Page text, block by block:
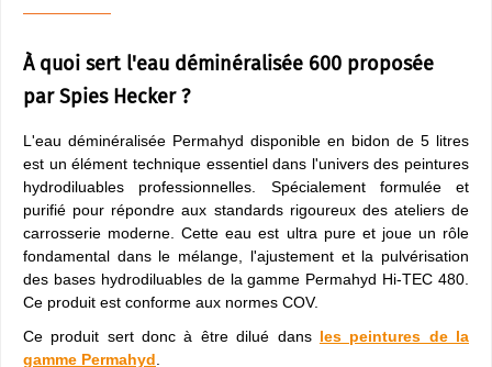
À quoi sert l'eau déminéralisée 600 proposée
par Spies Hecker ?
L'eau déminéralisée Permahyd disponible en bidon de 5 litres
est un élément technique essentiel dans l'univers des peintures
hydrodiluables professionnelles. Spécialement formulée et
purifié pour répondre aux standards rigoureux des ateliers de
carrosserie moderne. Cette eau est ultra pure et joue un rôle
fondamental dans le mélange, l'ajustement et la pulvérisation
des bases hydrodiluables de la gamme Permahyd Hi-TEC 480.
Ce produit est conforme aux normes COV.
Ce produit sert donc à être dilué dans les peintures de la
gamme Permahyd